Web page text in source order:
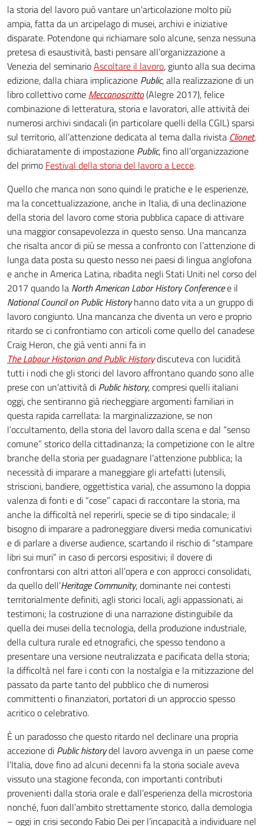
la storia del lavoro può vantare un’articolazione molto più
ampia, fatta da un arcipelago di musei, archivi e iniziative
disparate. Potendone qui richiamare solo alcune, senza nessuna
pretesa di esaustività, basti pensare all’organizzazione a
Venezia del seminarioAscoltare il lavoro, giunto alla sua decima
edizione, dalla chiara implicazione Public, alla realizzazione di un
libro collettivo come Meccanoscritto(Alegre 2017), felice
combinazione di letteratura, storia e lavoratori, alle attività dei
numerosi archivi sindacali (in particolare quelli della CGIL) sparsi
sul territorio, all’attenzione dedicata al tema dalla rivista Clionet,
dichiaratamente di impostazione Public, fino all’organizzazione
del primo Festival della storia del lavoro a Lecce.
Quello che manca non sono quindi le pratiche e le esperienze,
ma la concettualizzazione, anche in Italia, di una declinazione
della storia del lavoro come storia pubblica capace di attivare
una maggior consapevolezza in questo senso. Una mancanza
che risalta ancor di più se messa a confronto con l’attenzione di
lunga data posta su questo nesso nei paesi di lingua anglofona
e anche in America Latina, ribadita negli Stati Uniti nel corso del
2017 quando la North American Labor History Conferencee il
National Council on Public Historyhanno dato vita a un gruppo di
lavoro congiunto. Una mancanza che diventa un vero e proprio
ritardo se ci confrontiamo con articoli come quello del canadese
Craig Heron, che già venti anni fa in
The Labour Historian and Public Historydiscuteva con lucidità
tutti i nodi che gli storici del lavoro affrontano quando sono alle
prese con un’attività di Public history, compresi quelli italiani
oggi, che sentiranno già riecheggiare argomenti familiari in
questa rapida carrellata: la marginalizzazione, se non
l’occultamento, della storia del lavoro dalla scena e dal “senso
comune” storico della cittadinanza; la competizione con le altre
branche della storia per guadagnare l’attenzione pubblica; la
necessità di imparare a maneggiare gli artefatti (utensili,
striscioni, bandiere, oggettistica varia), che assumono la doppia
valenza di fonti e di “cose” capaci di raccontare la storia, ma
anche la difficoltà nel reperirli, specie se di tipo sindacale; il
bisogno di imparare a padroneggiare diversi media comunicativi
e di parlare a diverse audience, scartando il rischio di “stampare
libri sui muri” in caso di percorsi espositivi; il dovere di
confrontarsi con altri attori all’opera e con approcci consolidati,
da quello dell’Heritage Community, dominante nei contesti
territorialmente definiti, agli storici locali, agli appassionati, ai
testimoni; la costruzione di una narrazione distinguibile da
quella dei musei della tecnologia, della produzione industriale,
della cultura rurale ed etnografici, che spesso tendono a
presentare una versione neutralizzata e pacificata della storia;
la difficoltà nel fare i conti con la nostalgia e la mitizzazione del
passato da parte tanto del pubblico che di numerosi
committenti o finanziatori, portatori di un approccio spesso
acritico o celebrativo.
È un paradosso che questo ritardo nel declinare una propria
accezione di Public historydel lavoro avvenga in un paese come
l’Italia, dove fino ad alcuni decenni fa la storia sociale aveva
vissuto una stagione feconda, con importanti contributi
provenienti dalla storia orale e dall’esperienza della microstoria
nonché, fuori dall’ambito strettamente storico, dalla demologia
– oggi in crisi secondo Fabio Dei per l’incapacità a individuare nel